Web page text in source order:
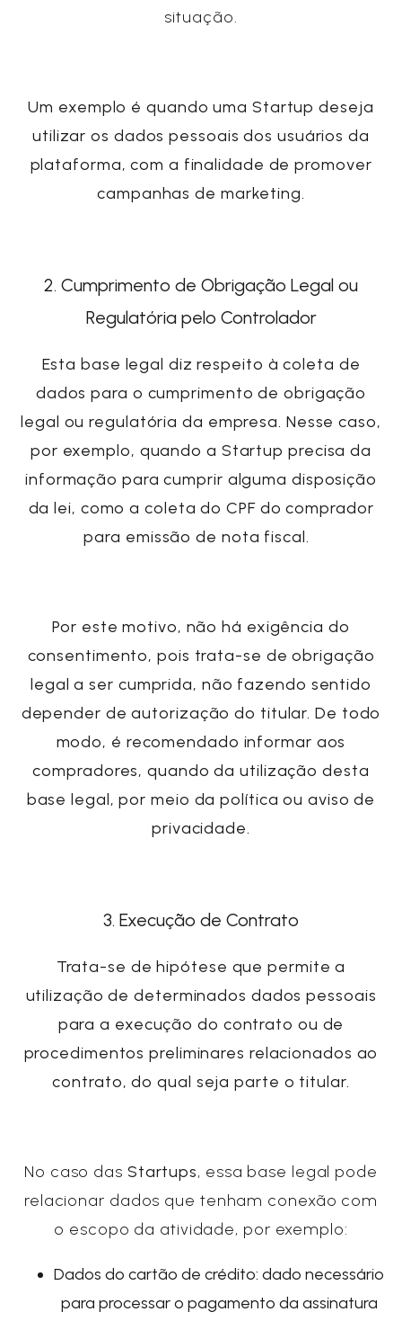
situação.
Um exemplo é quando uma Startup deseja
utilizar os dados pessoais dos usuários da
plataforma, com a finalidade de promover
campanhas de marketing.
2. Cumprimento de Obrigação Legal ou
Regulatória pelo Controlador
Esta base legal diz respeito à coleta de
dados para o cumprimento de obrigação
legal ou regulatória da empresa. Nesse caso,
por exemplo, quando a Startup precisa da
informação para cumprir alguma disposição
da lei, como acoleta do CPFdo comprador
para emissão de nota fiscal.
Por este motivo, não há exigência do
consentimento, pois trata-se de obrigação
legal a ser cumprida, não fazendo sentido
depender de autorização do titular. De todo
modo, é recomendado informar aos
compradores, quando da utilização desta
base legal, por meio da política ou aviso de
privacidade.
3. Execução de Contrato
Trata-se de hipótese que permite a
utilização de determinados dados pessoais
para a execução do contrato ou de
procedimentos preliminares relacionados ao
contrato, do qual seja parte o titular.
No caso das Startups, essa base legal pode
relacionar dados que tenham conexão com
o escopo da atividade, por exemplo:
Dados do cartão de crédito: dado necessário
para processar o pagamento da assinatura